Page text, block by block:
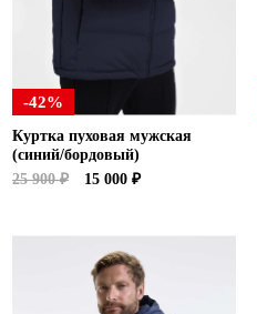
-42%
Куртка пуховая мужская
(синий/бордовый)
25 900 ₽
15 000 ₽